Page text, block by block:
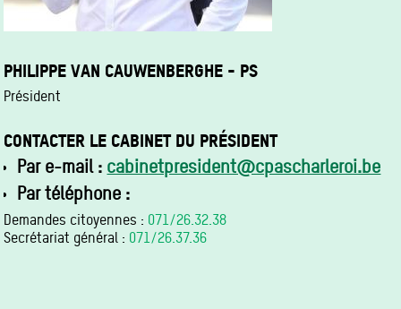
PHILIPPE VAN CAUWENBERGHE - PS
Président
CONTACTER LE CABINET DU PRÉSIDENT
Par e-mail : cabinetpresident@cpascharleroi.be
Par téléphone :
Demandes citoyennes : 071/26.32.38
Secrétariat général : 071/26.37.36